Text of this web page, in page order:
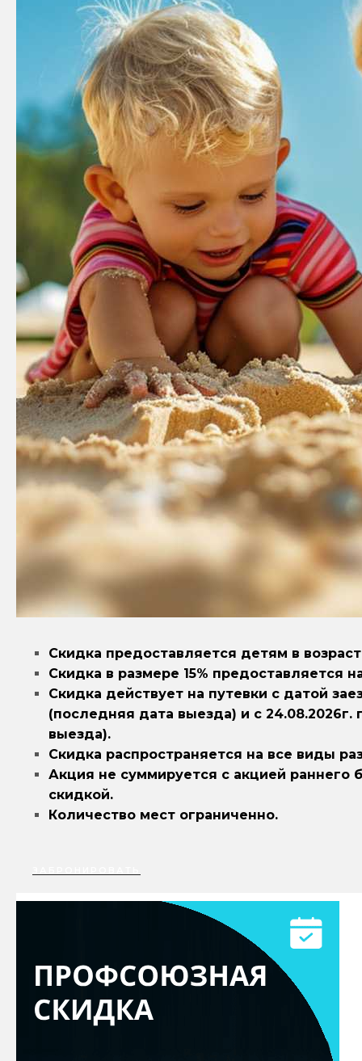
Скидка предоставляется детям в
Скидка в размере 15% предоставляется
Скидка действует на путевки с датой
(последняя дата выезда) и с 24.08.2026г.
выезда).
Скидка распространяется на все виды
Акция не суммируется с акцией раннего
скидкой.
Количество мест ограниченно.